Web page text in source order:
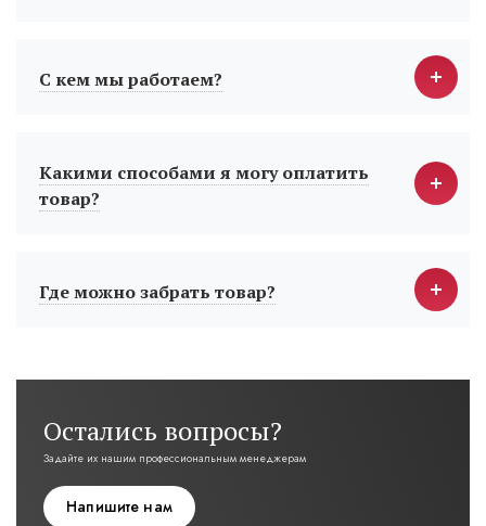
С кем мы работаем?
Какими способами я могу оплатить
товар?
Где можно забрать товар?
Остались вопросы?
Задайте их нашим профессиональным менеджерам
Напишите нам